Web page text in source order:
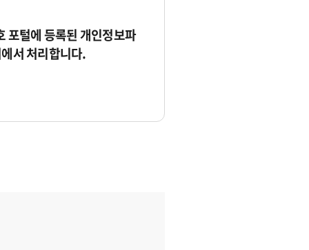
포털에 등록된 개인정보파
서 처리합니다.